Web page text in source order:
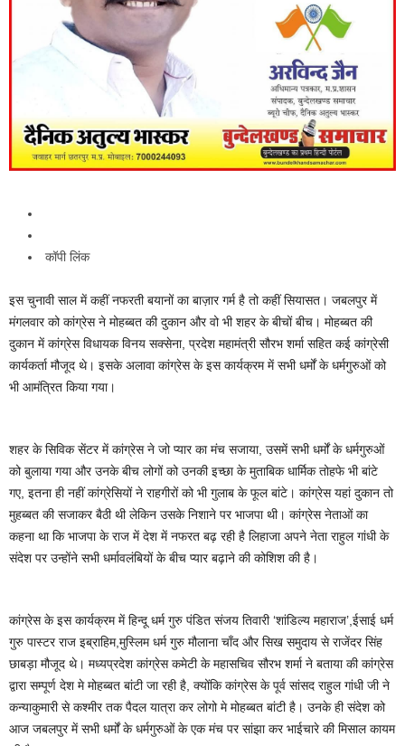
कॉपी लिंक
इस चुनावी साल में कहीं नफरती बयानों का बाज़ार गर्म है तो कहीं सियासत। जबलपुर में
मंगलवार को कांग्रेस ने मोहब्बत की दुकान और वो भी शहर के बीचों बीच। मोहब्बत की
दुकान में कांग्रेस विधायक विनय सक्सेना, प्रदेश महामंत्री सौरभ शर्मा सहित कई कांग्रेसी
कार्यकर्ता मौजूद थे। इसके अलावा कांग्रेस के इस कार्यक्रम में सभी धर्मों के धर्मगुरुओं को
भी आमंत्रित किया गया।
शहर के सिविक सेंटर में कांग्रेस ने जो प्यार का मंच सजाया, उसमें सभी धर्मों के धर्मगुरुओं
को बुलाया गया और उनके बीच लोगों को उनकी इच्छा के मुताबिक धार्मिक तोहफे भी बांटे
गए, इतना ही नहीं कांग्रेसियों ने राहगीरों को भी गुलाब के फूल बांटे। कांग्रेस यहां दुकान तो
मुहब्बत की सजाकर बैठी थी लेकिन उसके निशाने पर भाजपा थी। कांग्रेस नेताओं का
कहना था कि भाजपा के राज में देश में नफरत बढ़ रही है लिहाजा अपने नेता राहुल गांधी के
संदेश पर उन्होंने सभी धर्मावलंबियों के बीच प्यार बढ़ाने की कोशिश की है।
कांग्रेस के इस कार्यक्रम में हिन्दू धर्म गुरु पंडित संजय तिवारी ‘शांडिल्य महाराज’,ईसाई धर्म
गुरु पास्टर राज इब्राहिम,मुस्लिम धर्म गुरु मौलाना चाँद और सिख समुदाय से राजेंदर सिंह
छाबड़ा मौजूद थे। मध्यप्रदेश कांग्रेस कमेटी के महासचिव सौरभ शर्मा ने बताया की कांग्रेस
द्वारा सम्पूर्ण देश मे मोहब्बत बांटी जा रही है, क्योंकि कांग्रेस के पूर्व सांसद राहुल गांधी जी ने
कन्याकुमारी से कश्मीर तक पैदल यात्रा कर लोगो मे मोहब्बत बांटी है। उनके ही संदेश को
आज जबलपुर में सभी धर्मों के धर्मगुरुओं के एक मंच पर सांझा कर भाईचारे की मिसाल कायम